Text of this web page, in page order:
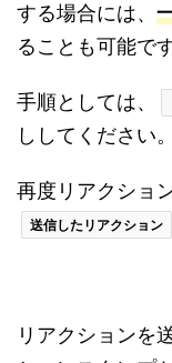
する場合には、
ることも可能です
手順としては、
ししてください。
再度リアクショ
送信したリアクション
リアクションを